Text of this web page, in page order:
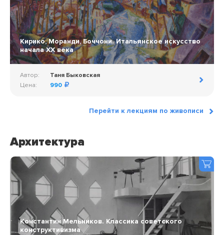
Кирико, Моранди, Боччони. Итальянское искусство
начала ХХ века
Автор:
Таня Быковская
Цена:
990
Перейти к лекциям по живописи
Архитектура
Константин Мельников. Классика советского
конструктивизма